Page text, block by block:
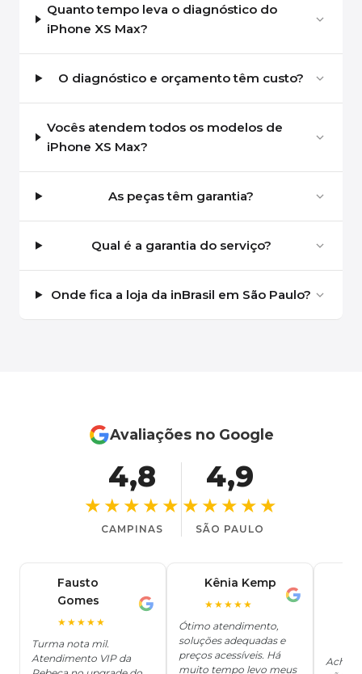
Quanto tempo leva o diagnóstico do
iPhone XS Max?
O diagnóstico e orçamento têm custo?
Vocês atendem todos os modelos de
iPhone XS Max?
As peças têm garantia?
Qual é a garantia do serviço?
Onde fica a loja da inBrasil em São Paulo?
Avaliações no Google
4,8
★★★★★
CAMPINAS
4,9
★★★★★
SÃO PAULO
Fausto
Gomes
★★★★★
Turma nota mil.
Atendimento VIP da
Kênia Kemp
★★★★★
Ótimo atendimento,
soluções adequadas e
preços acessíveis. Há
muito tempo levo meus
Achei